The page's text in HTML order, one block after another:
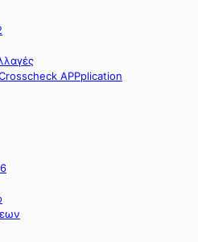
APPplication